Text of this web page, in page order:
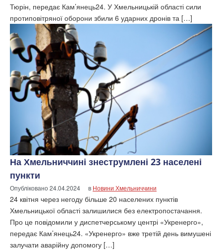
Тюрін, передає Кам’янець24. У Хмельницькій області сили
протиповітряної оборони збили 6 ударних дронів та […]
На Хмельниччині знеструмлені 23 населені
пункти
Опубліковано24.04.2024 в Новини Хмельниччини
24 квітня через негоду більше 20 населених пунктів
Хмельницької області залишилися без електропостачання.
Про це повідомили у диспетчерському центрі «Укренерго»,
передає Кам’янець24. «Укренерго» вже третій день вимушені
залучати аварійну допомогу […]